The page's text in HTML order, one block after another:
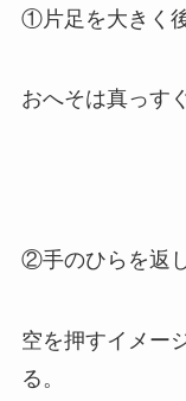
①片足を大きく
おへそは真っす
②手のひらを返
空を押すイメー
る。